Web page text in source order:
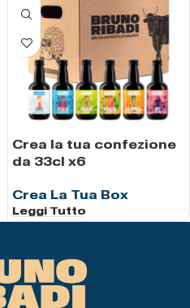
Crea la tua confezione
da 33cl x6
Crea La Tua Box
Leggi Tutto